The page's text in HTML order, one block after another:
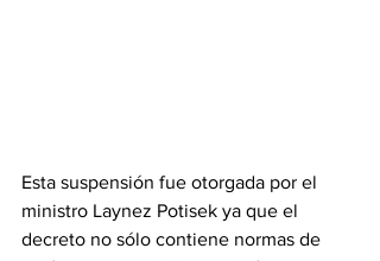
Esta suspensión fue otorgada por el
ministro Laynez Potisek ya que el
decreto no sólo contiene normas de